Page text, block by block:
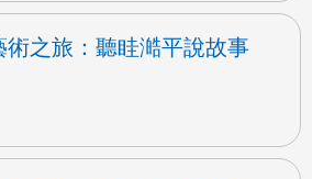
術之旅：聽眭澔平說故事